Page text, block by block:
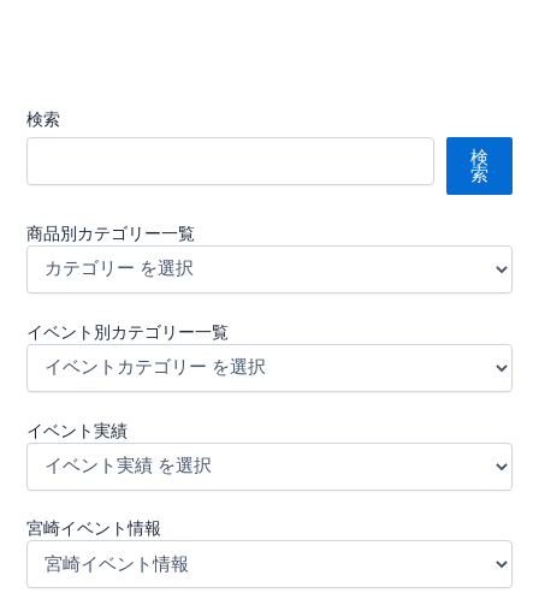
検索
検
索
商品別カテゴリー一覧
イベント別カテゴリー一覧
イベント実績
宮崎イベント情報